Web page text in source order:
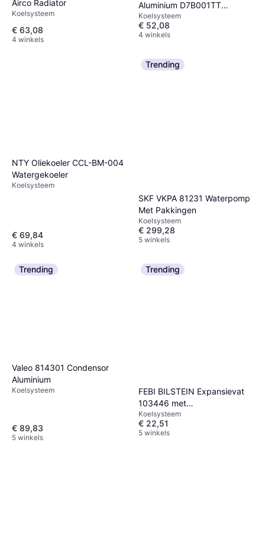
Airco Radiator
Koelsysteem
€ 63,08
4 winkels
Aluminium D7B001TT
Koelribben
Koelsysteem
€ 52,08
4 winkels
NTY Oliekoeler CCL-BM-004
Watergekoeler
Koelsysteem
€ 69,84
4 winkels
Trending
SKF VKPA 81231 Waterpomp
Met Pakkingen
Koelsysteem
€ 299,28
5 winkels
Trending
Valeo 814301 Condensor
Aluminium
Koelsysteem
€ 89,83
5 winkels
Trending
FEBI BILSTEIN Expansievat
103446 met
Koelvloeistofpeilsensor
Koelsysteem
€ 22,51
5 winkels